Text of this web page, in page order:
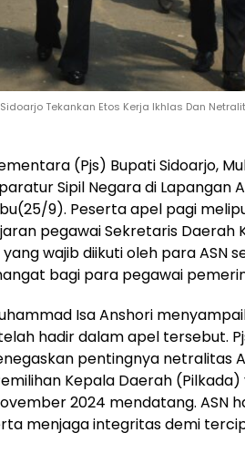
Tekankan Etos Kerja Ikhlas Dan
(Pjs) Bupati Sidoarjo,
Sipil Negara di Lapangan
9). Peserta apel pagi
pegawai Sekretaris Daerah
wajib diikuti oleh para ASN
bagi para pegawai
Isa Anshori
hadir dalam apel tersebut.
pentingnya netralitas
Kepala Daerah
2024 mendatang. ASN
menjaga integritas demi